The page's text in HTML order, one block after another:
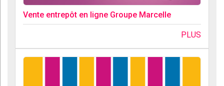
Vente entrepôt en ligne Groupe Marcelle
PLUS